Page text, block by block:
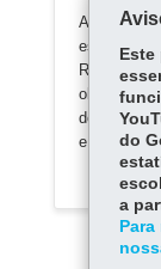
A
estado do
Resolução
objetivo
do campo,
e
do
a